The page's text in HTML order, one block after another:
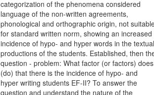
categorization of the phenomena considered
language of the non-written agreements,
phonological and orthographic origin, not
for standard written norm, showing an increased
incidence of hypo- and hyper words in the textual
productions of the students. Established, then
question - problem: What factor (or factors) does
(do) that there is the incidence of hypo- and
hyper writing students EF-II? To answer the
question and understand the nature of the